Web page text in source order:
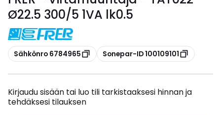
Ø22.5 300/5 1VA lk0.5
Kopioi
Sähkönro 6784965 Kopioi
Sonepar-ID 100109101
Kirjaudu sisään tai luo tili tarkistaaksesi hinnan ja
tehdäksesi tilauksen